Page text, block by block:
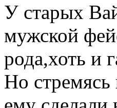
У старых
мужской
рода,хоть и
Но стремясь